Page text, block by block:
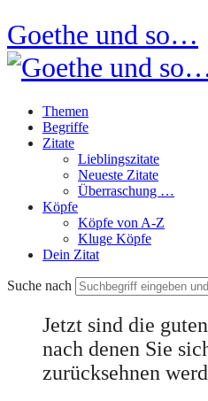
Goethe und so…
Themen
Begriffe
Zitate
Lieblingszitate
Neueste Zitate
Überraschung …
Köpfe
Köpfe von A-Z
Kluge Köpfe
Dein Zitat
Suche nach
Jetzt sind die
nach denen Sie
zurücksehnen